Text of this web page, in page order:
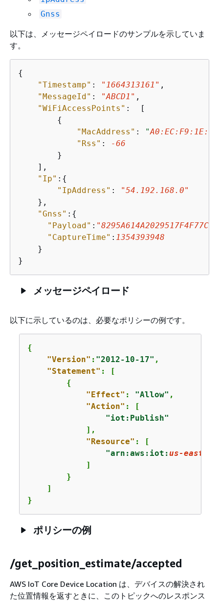
Gnss
以下は、メッセージペイロードのサンプルを示していま
す。
{
"Timestamp" : "1664313161"
"MessageId" : "ABCD1" ,
"WiFiAccessPoints" :
{
"MacAddress" : "
"Rss" :
-66
        }
    ],
"Ip" : {
"IpAddress" :
"54.192.168.0"
    },
"Gnss" : {
"Payload" :
"CaptureTime" : 1354393948
    }
}
メッセージペイロード
以下に示しているのは、必要なポリシーの例です。
{
"Version" : "2012-10-17" ,
"Statement" : [
{
"Effect" : "Allow" ,
"Action" : [
"iot:Publish"
            ],
"Resource" : [
"arn:aws:iot:us-east-1
            ]
        }
    ]
}
ポリシーの例
/get_position_estimate/accepted
AWS IoT Core Device Location は、デバイスの解決され
た位置情報を返すときに、このトピックへのレスポンス